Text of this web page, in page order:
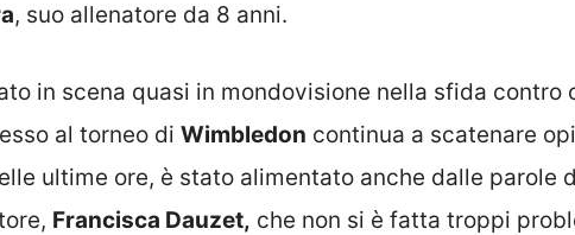
, suo allenatore da 8 anni.
in scena quasi in mondovisione nella sfida contro
al torneo di Wimbledon continua a scatenare
ultime ore, è stato alimentato anche dalle parole
Francisca Dauzet, che non si è fatta troppi